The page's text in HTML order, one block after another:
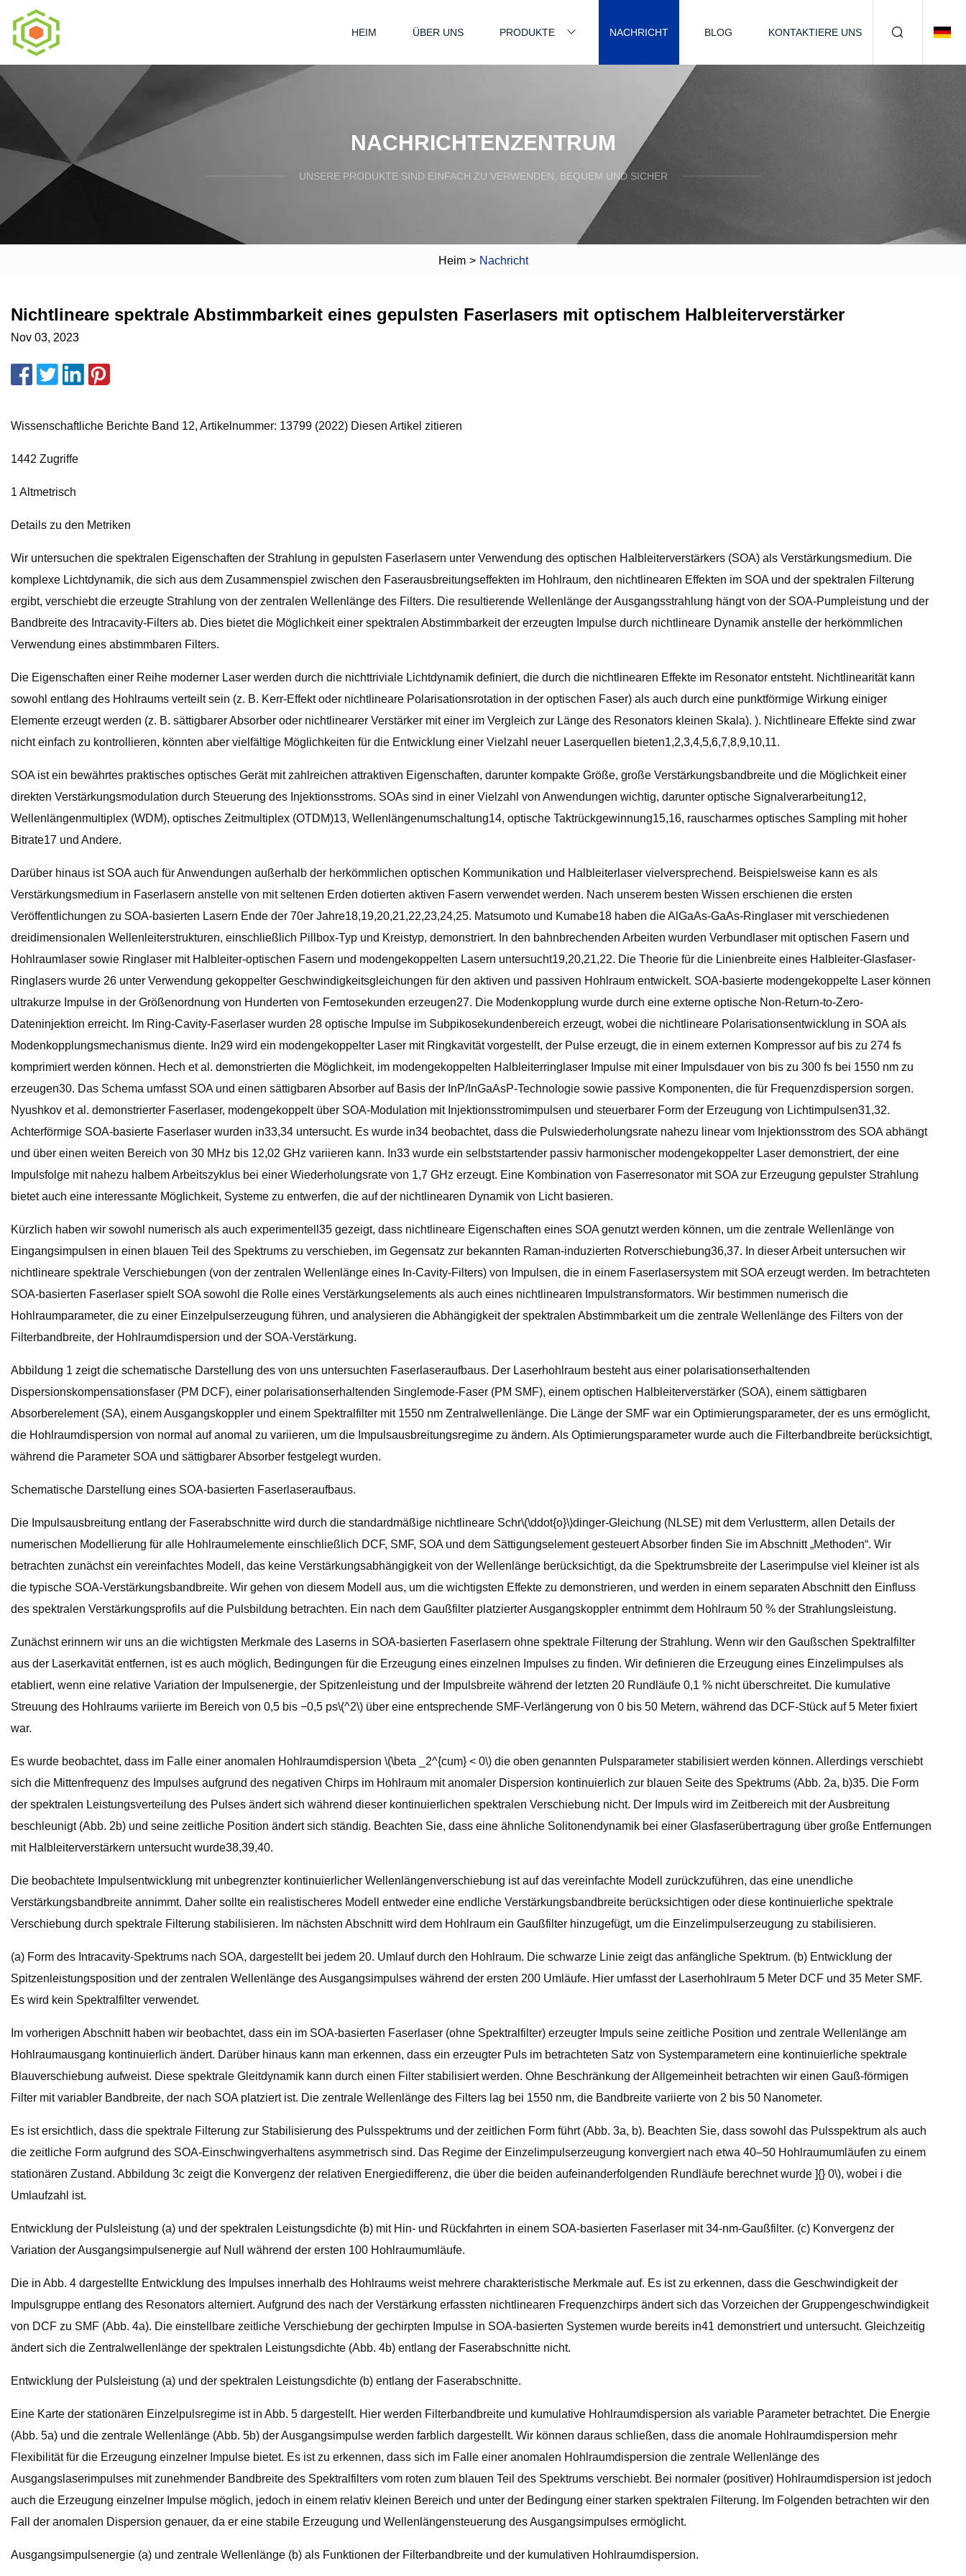
HEIM ÜBER UNS PRODUKTE NACHRICHT BLOG KONTAKTIERE UNS
NACHRICHTENZENTRUM
UNSERE PRODUKTE SIND EINFACH ZU VERWENDEN, BEQUEM UND SICHER
Heim > Nachricht
Nichtlineare spektrale Abstimmbarkeit eines gepulsten Faserlasers mit optischem Halbleiterverstärker
Nov 03, 2023
Wissenschaftliche Berichte Band 12, Artikelnummer: 13799 (2022) Diesen Artikel zitieren
1442 Zugriffe
1 Altmetrisch
Details zu den Metriken
Wir untersuchen die spektralen Eigenschaften der Strahlung in gepulsten Faserlasern unter Verwendung des optischen Halbleiterverstärkers (SOA) als Verstärkungsmedium. Die
komplexe Lichtdynamik, die sich aus dem Zusammenspiel zwischen den Faserausbreitungseffekten im Hohlraum, den nichtlinearen Effekten im SOA und der spektralen Filterung
ergibt, verschiebt die erzeugte Strahlung von der zentralen Wellenlänge des Filters. Die resultierende Wellenlänge der Ausgangsstrahlung hängt von der SOA-Pumpleistung und der
Bandbreite des Intracavity-Filters ab. Dies bietet die Möglichkeit einer spektralen Abstimmbarkeit der erzeugten Impulse durch nichtlineare Dynamik anstelle der herkömmlichen
Verwendung eines abstimmbaren Filters.
Die Eigenschaften einer Reihe moderner Laser werden durch die nichttriviale Lichtdynamik definiert, die durch die nichtlinearen Effekte im Resonator entsteht. Nichtlinearität kann
sowohl entlang des Hohlraums verteilt sein (z. B. Kerr-Effekt oder nichtlineare Polarisationsrotation in der optischen Faser) als auch durch eine punktförmige Wirkung einiger
Elemente erzeugt werden (z. B. sättigbarer Absorber oder nichtlinearer Verstärker mit einer im Vergleich zur Länge des Resonators kleinen Skala). ). Nichtlineare Effekte sind zwar
nicht einfach zu kontrollieren, könnten aber vielfältige Möglichkeiten für die Entwicklung einer Vielzahl neuer Laserquellen bieten1,2,3,4,5,6,7,8,9,10,11.
SOA ist ein bewährtes praktisches optisches Gerät mit zahlreichen attraktiven Eigenschaften, darunter kompakte Größe, große Verstärkungsbandbreite und die Möglichkeit einer
direkten Verstärkungsmodulation durch Steuerung des Injektionsstroms. SOAs sind in einer Vielzahl von Anwendungen wichtig, darunter optische Signalverarbeitung12,
Wellenlängenmultiplex (WDM), optisches Zeitmultiplex (OTDM)13, Wellenlängenumschaltung14, optische Taktrückgewinnung15,16, rauscharmes optisches Sampling mit hoher
Bitrate17 und Andere.
Darüber hinaus ist SOA auch für Anwendungen außerhalb der herkömmlichen optischen Kommunikation und Halbleiterlaser vielversprechend. Beispielsweise kann es als
Verstärkungsmedium in Faserlasern anstelle von mit seltenen Erden dotierten aktiven Fasern verwendet werden. Nach unserem besten Wissen erschienen die ersten
Veröffentlichungen zu SOA-basierten Lasern Ende der 70er Jahre18,19,20,21,22,23,24,25. Matsumoto und Kumabe18 haben die AlGaAs-GaAs-Ringlaser mit verschiedenen
dreidimensionalen Wellenleiterstrukturen, einschließlich Pillbox-Typ und Kreistyp, demonstriert. In den bahnbrechenden Arbeiten wurden Verbundlaser mit optischen Fasern und
Hohlraumlaser sowie Ringlaser mit Halbleiter-optischen Fasern und modengekoppelten Lasern untersucht19,20,21,22. Die Theorie für die Linienbreite eines Halbleiter-Glasfaser-
Ringlasers wurde 26 unter Verwendung gekoppelter Geschwindigkeitsgleichungen für den aktiven und passiven Hohlraum entwickelt. SOA-basierte modengekoppelte Laser können
ultrakurze Impulse in der Größenordnung von Hunderten von Femtosekunden erzeugen27. Die Modenkopplung wurde durch eine externe optische Non-Return-to-Zero-
Dateninjektion erreicht. Im Ring-Cavity-Faserlaser wurden 28 optische Impulse im Subpikosekundenbereich erzeugt, wobei die nichtlineare Polarisationsentwicklung in SOA als
Modenkopplungsmechanismus diente. In29 wird ein modengekoppelter Laser mit Ringkavität vorgestellt, der Pulse erzeugt, die in einem externen Kompressor auf bis zu 274 fs
komprimiert werden können. Hech et al. demonstrierten die Möglichkeit, im modengekoppelten Halbleiterringlaser Impulse mit einer Impulsdauer von bis zu 300 fs bei 1550 nm zu
erzeugen30. Das Schema umfasst SOA und einen sättigbaren Absorber auf Basis der InP/InGaAsP-Technologie sowie passive Komponenten, die für Frequenzdispersion sorgen.
Nyushkov et al. demonstrierter Faserlaser, modengekoppelt über SOA-Modulation mit Injektionsstromimpulsen und steuerbarer Form der Erzeugung von Lichtimpulsen31,32.
Achterförmige SOA-basierte Faserlaser wurden in33,34 untersucht. Es wurde in34 beobachtet, dass die Pulswiederholungsrate nahezu linear vom Injektionsstrom des SOA abhängt
und über einen weiten Bereich von 30 MHz bis 12,02 GHz variieren kann. In33 wurde ein selbststartender passiv harmonischer modengekoppelter Laser demonstriert, der eine
Impulsfolge mit nahezu halbem Arbeitszyklus bei einer Wiederholungsrate von 1,7 GHz erzeugt. Eine Kombination von Faserresonator mit SOA zur Erzeugung gepulster Strahlung
bietet auch eine interessante Möglichkeit, Systeme zu entwerfen, die auf der nichtlinearen Dynamik von Licht basieren.
Kürzlich haben wir sowohl numerisch als auch experimentell35 gezeigt, dass nichtlineare Eigenschaften eines SOA genutzt werden können, um die zentrale Wellenlänge von
Eingangsimpulsen in einen blauen Teil des Spektrums zu verschieben, im Gegensatz zur bekannten Raman-induzierten Rotverschiebung36,37. In dieser Arbeit untersuchen wir
nichtlineare spektrale Verschiebungen (von der zentralen Wellenlänge eines In-Cavity-Filters) von Impulsen, die in einem Faserlasersystem mit SOA erzeugt werden. Im betrachteten
SOA-basierten Faserlaser spielt SOA sowohl die Rolle eines Verstärkungselements als auch eines nichtlinearen Impulstransformators. Wir bestimmen numerisch die
Hohlraumparameter, die zu einer Einzelpulserzeugung führen, und analysieren die Abhängigkeit der spektralen Abstimmbarkeit um die zentrale Wellenlänge des Filters von der
Filterbandbreite, der Hohlraumdispersion und der SOA-Verstärkung.
Abbildung 1 zeigt die schematische Darstellung des von uns untersuchten Faserlaseraufbaus. Der Laserhohlraum besteht aus einer polarisationserhaltenden
Dispersionskompensationsfaser (PM DCF), einer polarisationserhaltenden Singlemode-Faser (PM SMF), einem optischen Halbleiterverstärker (SOA), einem sättigbaren
Absorberelement (SA), einem Ausgangskoppler und einem Spektralfilter mit 1550 nm Zentralwellenlänge. Die Länge der SMF war ein Optimierungsparameter, der es uns ermöglicht,
die Hohlraumdispersion von normal auf anomal zu variieren, um die Impulsausbreitungsregime zu ändern. Als Optimierungsparameter wurde auch die Filterbandbreite berücksichtigt,
während die Parameter SOA und sättigbarer Absorber festgelegt wurden.
Schematische Darstellung eines SOA-basierten Faserlaseraufbaus.
Die Impulsausbreitung entlang der Faserabschnitte wird durch die standardmäßige nichtlineare Schr\(\ddot{o}\)dinger-Gleichung (NLSE) mit dem Verlustterm, allen Details der
numerischen Modellierung für alle Hohlraumelemente einschließlich DCF, SMF, SOA und dem Sättigungselement gesteuert Absorber finden Sie im Abschnitt „Methoden“. Wir
betrachten zunächst ein vereinfachtes Modell, das keine Verstärkungsabhängigkeit von der Wellenlänge berücksichtigt, da die Spektrumsbreite der Laserimpulse viel kleiner ist als
die typische SOA-Verstärkungsbandbreite. Wir gehen von diesem Modell aus, um die wichtigsten Effekte zu demonstrieren, und werden in einem separaten Abschnitt den Einfluss
des spektralen Verstärkungsprofils auf die Pulsbildung betrachten. Ein nach dem Gaußfilter platzierter Ausgangskoppler entnimmt dem Hohlraum 50 % der Strahlungsleistung.
Zunächst erinnern wir uns an die wichtigsten Merkmale des Laserns in SOA-basierten Faserlasern ohne spektrale Filterung der Strahlung. Wenn wir den Gaußschen Spektralfilter
aus der Laserkavität entfernen, ist es auch möglich, Bedingungen für die Erzeugung eines einzelnen Impulses zu finden. Wir definieren die Erzeugung eines Einzelimpulses als
etabliert, wenn eine relative Variation der Impulsenergie, der Spitzenleistung und der Impulsbreite während der letzten 20 Rundläufe 0,1 % nicht überschreitet. Die kumulative
Streuung des Hohlraums variierte im Bereich von 0,5 bis −0,5 ps\(^2\) über eine entsprechende SMF-Verlängerung von 0 bis 50 Metern, während das DCF-Stück auf 5 Meter fixiert
war.
Es wurde beobachtet, dass im Falle einer anomalen Hohlraumdispersion \(\beta _2^{cum} < 0\) die oben genannten Pulsparameter stabilisiert werden können. Allerdings verschiebt
sich die Mittenfrequenz des Impulses aufgrund des negativen Chirps im Hohlraum mit anomaler Dispersion kontinuierlich zur blauen Seite des Spektrums (Abb. 2a, b)35. Die Form
der spektralen Leistungsverteilung des Pulses ändert sich während dieser kontinuierlichen spektralen Verschiebung nicht. Der Impuls wird im Zeitbereich mit der Ausbreitung
beschleunigt (Abb. 2b) und seine zeitliche Position ändert sich ständig. Beachten Sie, dass eine ähnliche Solitonendynamik bei einer Glasfaserübertragung über große Entfernungen
mit Halbleiterverstärkern untersucht wurde38,39,40.
Die beobachtete Impulsentwicklung mit unbegrenzter kontinuierlicher Wellenlängenverschiebung ist auf das vereinfachte Modell zurückzuführen, das eine unendliche
Verstärkungsbandbreite annimmt. Daher sollte ein realistischeres Modell entweder eine endliche Verstärkungsbandbreite berücksichtigen oder diese kontinuierliche spektrale
Verschiebung durch spektrale Filterung stabilisieren. Im nächsten Abschnitt wird dem Hohlraum ein Gaußfilter hinzugefügt, um die Einzelimpulserzeugung zu stabilisieren.
(a) Form des Intracavity-Spektrums nach SOA, dargestellt bei jedem 20. Umlauf durch den Hohlraum. Die schwarze Linie zeigt das anfängliche Spektrum. (b) Entwicklung der
Spitzenleistungsposition und der zentralen Wellenlänge des Ausgangsimpulses während der ersten 200 Umläufe. Hier umfasst der Laserhohlraum 5 Meter DCF und 35 Meter SMF.
Es wird kein Spektralfilter verwendet.
Im vorherigen Abschnitt haben wir beobachtet, dass ein im SOA-basierten Faserlaser (ohne Spektralfilter) erzeugter Impuls seine zeitliche Position und zentrale Wellenlänge am
Hohlraumausgang kontinuierlich ändert. Darüber hinaus kann man erkennen, dass ein erzeugter Puls im betrachteten Satz von Systemparametern eine kontinuierliche spektrale
Blauverschiebung aufweist. Diese spektrale Gleitdynamik kann durch einen Filter stabilisiert werden. Ohne Beschränkung der Allgemeinheit betrachten wir einen Gauß-förmigen
Filter mit variabler Bandbreite, der nach SOA platziert ist. Die zentrale Wellenlänge des Filters lag bei 1550 nm, die Bandbreite variierte von 2 bis 50 Nanometer.
Es ist ersichtlich, dass die spektrale Filterung zur Stabilisierung des Pulsspektrums und der zeitlichen Form führt (Abb. 3a, b). Beachten Sie, dass sowohl das Pulsspektrum als auch
die zeitliche Form aufgrund des SOA-Einschwingverhaltens asymmetrisch sind. Das Regime der Einzelimpulserzeugung konvergiert nach etwa 40–50 Hohlraumumläufen zu einem
stationären Zustand. Abbildung 3c zeigt die Konvergenz der relativen Energiedifferenz, die über die beiden aufeinanderfolgenden Rundläufe berechnet wurde ]{} 0\), wobei i die
Umlaufzahl ist.
Entwicklung der Pulsleistung (a) und der spektralen Leistungsdichte (b) mit Hin- und Rückfahrten in einem SOA-basierten Faserlaser mit 34-nm-Gaußfilter. (c) Konvergenz der
Variation der Ausgangsimpulsenergie auf Null während der ersten 100 Hohlraumumläufe.
Die in Abb. 4 dargestellte Entwicklung des Impulses innerhalb des Hohlraums weist mehrere charakteristische Merkmale auf. Es ist zu erkennen, dass die Geschwindigkeit der
Impulsgruppe entlang des Resonators alterniert. Aufgrund des nach der Verstärkung erfassten nichtlinearen Frequenzchirps ändert sich das Vorzeichen der Gruppengeschwindigkeit
von DCF zu SMF (Abb. 4a). Die einstellbare zeitliche Verschiebung der gechirpten Impulse in SOA-basierten Systemen wurde bereits in41 demonstriert und untersucht. Gleichzeitig
ändert sich die Zentralwellenlänge der spektralen Leistungsdichte (Abb. 4b) entlang der Faserabschnitte nicht.
Entwicklung der Pulsleistung (a) und der spektralen Leistungsdichte (b) entlang der Faserabschnitte.
Eine Karte der stationären Einzelpulsregime ist in Abb. 5 dargestellt. Hier werden Filterbandbreite und kumulative Hohlraumdispersion als variable Parameter betrachtet. Die Energie
(Abb. 5a) und die zentrale Wellenlänge (Abb. 5b) der Ausgangsimpulse werden farblich dargestellt. Wir können daraus schließen, dass die anomale Hohlraumdispersion mehr
Flexibilität für die Erzeugung einzelner Impulse bietet. Es ist zu erkennen, dass sich im Falle einer anomalen Hohlraumdispersion die zentrale Wellenlänge des
Ausgangslaserimpulses mit zunehmender Bandbreite des Spektralfilters vom roten zum blauen Teil des Spektrums verschiebt. Bei normaler (positiver) Hohlraumdispersion ist jedoch
auch die Erzeugung einzelner Impulse möglich, jedoch in einem relativ kleinen Bereich und unter der Bedingung einer starken spektralen Filterung. Im Folgenden betrachten wir den
Fall der anomalen Dispersion genauer, da er eine stabile Erzeugung und Wellenlängensteuerung des Ausgangsimpulses ermöglicht.
Ausgangsimpulsenergie (a) und zentrale Wellenlänge (b) als Funktionen der Filterbandbreite und der kumulativen Hohlraumdispersion.